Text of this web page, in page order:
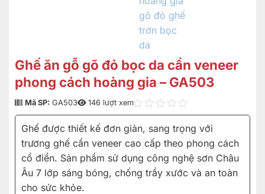
Ghế ăn gỗ gõ đỏ bọc da cẩn veneer
phong cách hoàng gia – GA503
Mã SP: GA503 146 lượt xem
Ghế được thiết kế đơn giản, sang trọng với
trương ghế cẩn veneer cao cấp theo phong cách
cổ điển. Sản phẩm sử dụng công nghệ sơn Châu
Âu 7 lớp sáng bóng, chống trầy xước và an toàn
cho sức khỏe.